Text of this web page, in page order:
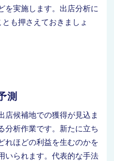
を実施します。出店分析に
も押さえておきましょ
測
店候補地での獲得が見込ま
分析作業です。新たに立ち
れほどの利益を生むのかを
いられます。代表的な手法